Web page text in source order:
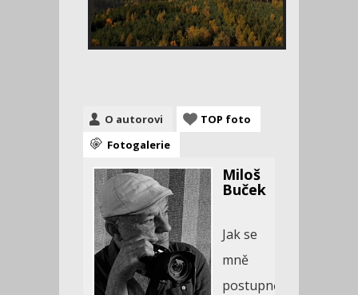
O autorovi
TOP foto
Fotogalerie
Miloš
Buček
Jak se
mně
postupně